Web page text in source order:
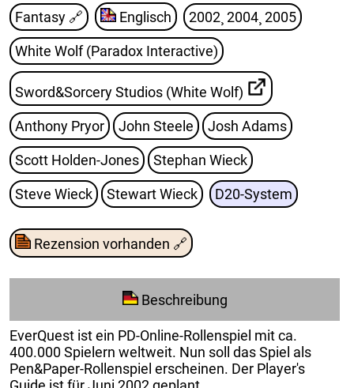
Fantasy 🔗 Englisch 2002¸ 2004¸ 2005
White Wolf (Paradox Interactive)
Sword&Sorcery Studios (White Wolf)
Anthony Pryor John Steele Josh Adams
Scott Holden-Jones Stephan Wieck
Steve Wieck Stewart Wieck D20-System
Rezension vorhanden 🔗
Beschreibung
EverQuest ist ein PD-Online-Rollenspiel mit ca.
400.000 Spielern weltweit. Nun soll das Spiel als
Pen&Paper-Rollenspiel erscheinen. Der Player's